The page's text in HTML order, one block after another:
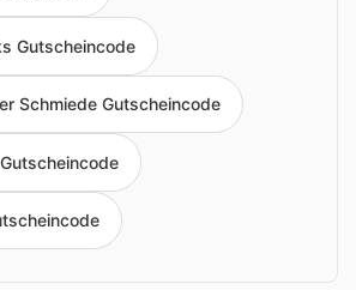
Gutscheincode
Schmiede Gutscheincode